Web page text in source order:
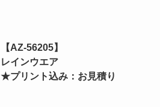
【AZ-56205】
レインウエア
★プリント込み：お見積り